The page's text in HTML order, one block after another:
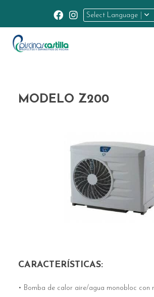
Select Language
MODELO Z200
CARACTERÍSTICAS:
• Bomba de calor aire/agua monobloc con